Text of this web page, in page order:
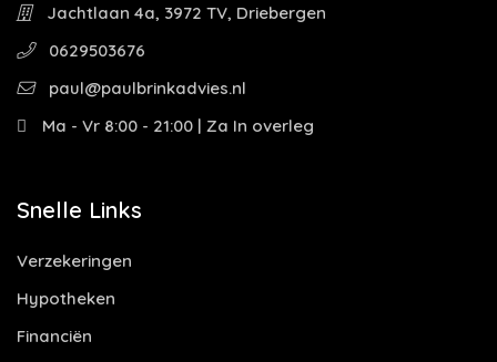
Jachtlaan 4a, 3972 TV, Driebergen
0629503676
paul@paulbrinkadvies.nl
Ma - Vr 8:00 - 21:00 | Za In overleg
Snelle Links
Verzekeringen
Hypotheken
Financiën